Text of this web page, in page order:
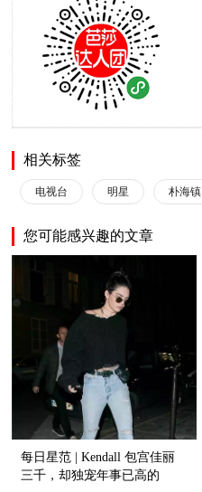
相关标签
电视台 明星 朴海镇
您可能感兴趣的文章
每日星范 | Kendall 包宫佳丽
三千，却独宠年事已高的